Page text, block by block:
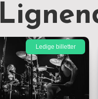
Ledige billetter